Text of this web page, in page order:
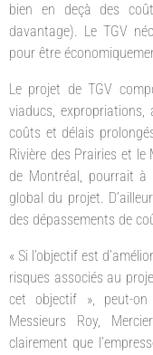
bien en deçà des
davantage). Le TGV
pour être
Le projet de TGV
viaducs, expropriations,
coûts et délais
Rivière des Prairies et
de Montréal, pourrait
global du projet.
des dépassements de
« Si l’objectif est
risques associés au
cet objectif », peut-
Messieurs Roy,
clairement que